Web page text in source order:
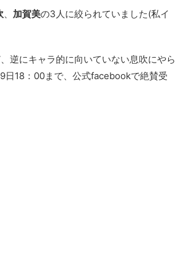
、 加賀美の3人に絞られていました(私イ
逆にキャラ的に向いていない息吹にやら
日18：00まで、公式facebookで絶賛受